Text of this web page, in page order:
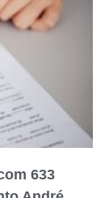
633